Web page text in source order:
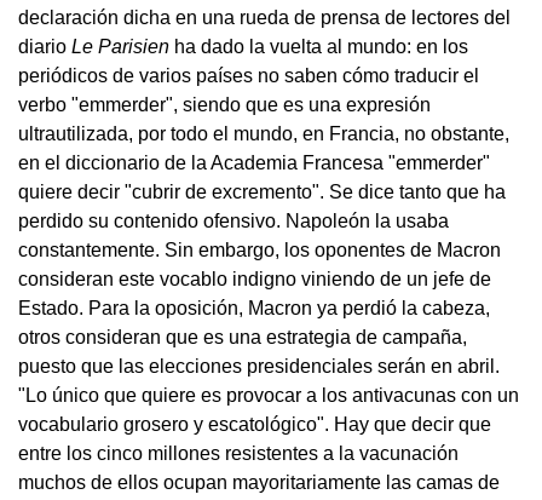
declaración dicha en una rueda de prensa de lectores del
diario Le Parisien ha dado la vuelta al mundo: en los
periódicos de varios países no saben cómo traducir el
verbo "emmerder", siendo que es una expresión
ultrautilizada, por todo el mundo, en Francia, no obstante,
en el diccionario de la Academia Francesa "emmerder"
quiere decir "cubrir de excremento". Se dice tanto que ha
perdido su contenido ofensivo. Napoleón la usaba
constantemente. Sin embargo, los oponentes de Macron
consideran este vocablo indigno viniendo de un jefe de
Estado. Para la oposición, Macron ya perdió la cabeza,
otros consideran que es una estrategia de campaña,
puesto que las elecciones presidenciales serán en abril.
"Lo único que quiere es provocar a los antivacunas con un
vocabulario grosero y escatológico". Hay que decir que
entre los cinco millones resistentes a la vacunación
muchos de ellos ocupan mayoritariamente las camas de